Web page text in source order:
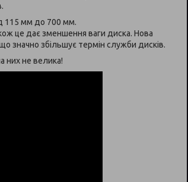
115 мм до 700 мм.
це дає зменшення ваги диска. Нова
значно збільшує термін служби дисків.
них не велика!